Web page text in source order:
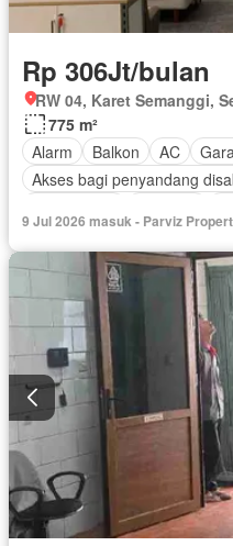
Rp 306Jt/bulan
775 m²
Alarm
Balkon AC
Akses bagi penyandang
Kolam renang
Keamanan
Berperabot lengkap
9 Jul 2026 masuk - Parviz